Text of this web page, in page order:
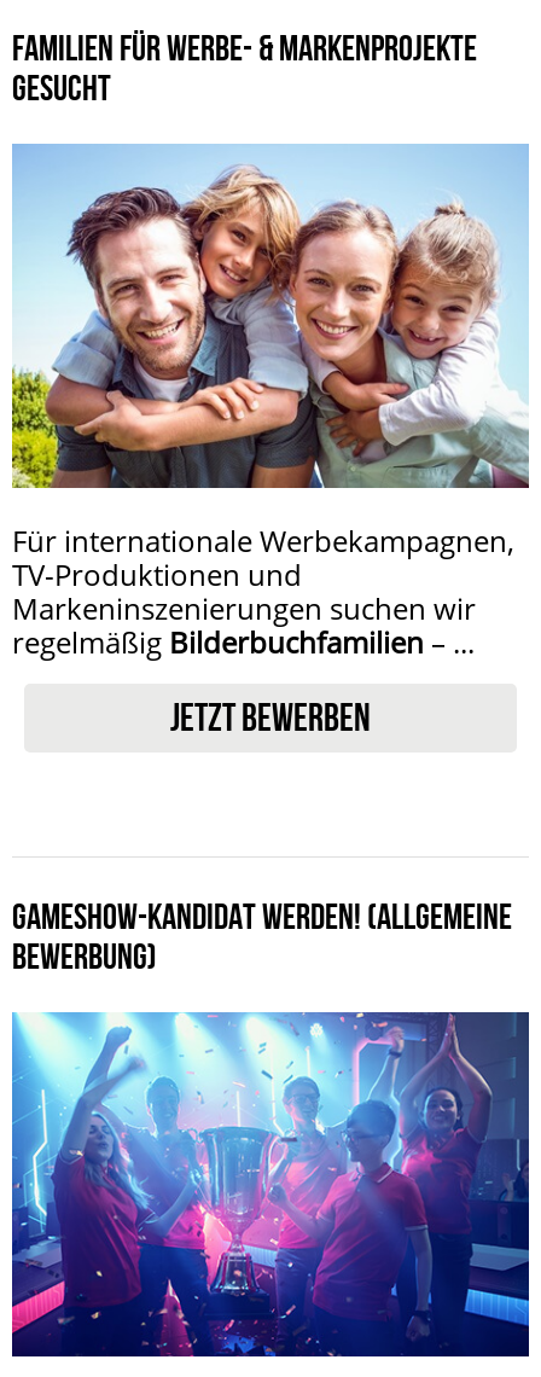
FAMILIEN FÜR WERBE- & MARKENPROJEKTE
GESUCHT
Für internationale Werbekampagnen,
TV-Produktionen und
Markeninszenierungen suchen wir
regelmäßig Bilderbuchfamilien – ...
JETZT BEWERBEN
GAMESHOW-KANDIDAT WERDEN! (ALLGEMEINE
BEWERBUNG)